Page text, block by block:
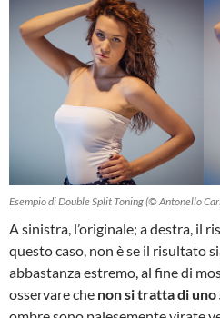
Esempio di Double Split Toning (© Antonello
A sinistra, l’originale; a destra, il
questo caso, non è se il risultato
abbastanza estremo, al fine di
osservare che non si tratta di uno